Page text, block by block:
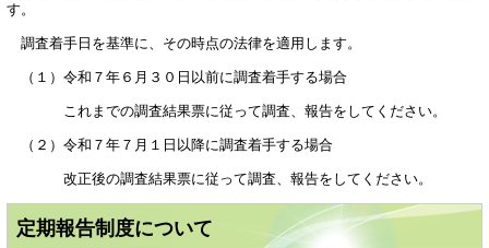
す。
調査着手日を基準に、その時点の法律を適用します。
（１）令和７年６月３０日以前に調査着手する場合
これまでの調査結果票に従って調査、報告をしてください。
（２）令和７年７月１日以降に調査着手する場合
改正後の調査結果票に従って調査、報告をしてください。
定期報告制度について